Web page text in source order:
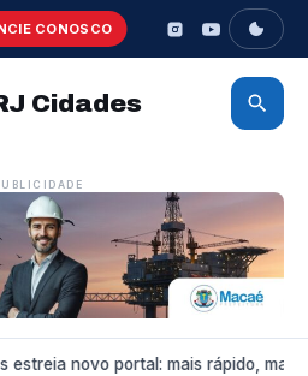
CONOSCO
Cidades
estreia novo portal: mais rápido, mais